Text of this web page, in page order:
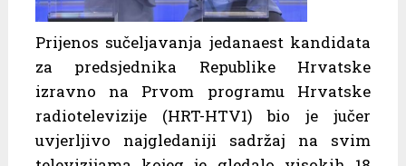
Prijenos sučeljavanja jedanaest kandidata
za predsjednika Republike Hrvatske
izravno na Prvom programu Hrvatske
radiotelevizije (HRT-HTV1) bio je jučer
uvjerljivo najgledaniji sadržaj na svim